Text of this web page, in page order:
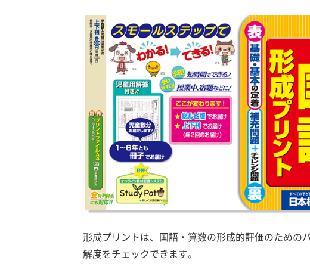
形成プリントは、国語・算数の形成的評価のための
解度をチェックできます。